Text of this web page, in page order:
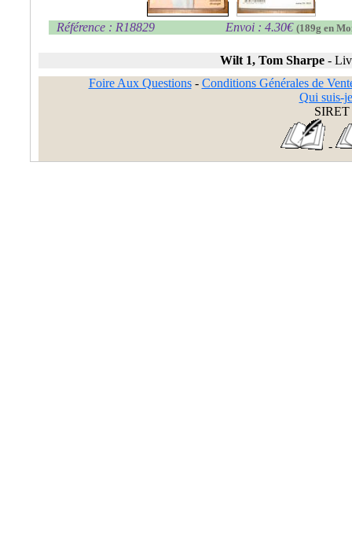
Référence : R18829 Envoi : 4.30€ (189g en
Wilt 1, Tom Sharpe-
Foire Aux Questions- Conditions Générales de
Qui suis-
SIRET
-